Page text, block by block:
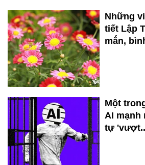
Những
tiết Lập
mắn,
Một
AI mạnh
tự